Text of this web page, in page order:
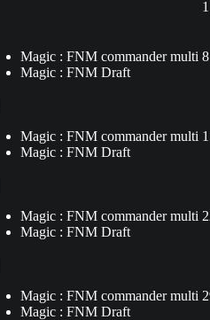
1
Magic : FNM commander multi
Magic : FNM Draft
8
Magic : FNM commander multi
Magic : FNM Draft
Magic : FNM commander multi
Magic : FNM Draft
Magic : FNM commander multi
Magic : FNM Draft